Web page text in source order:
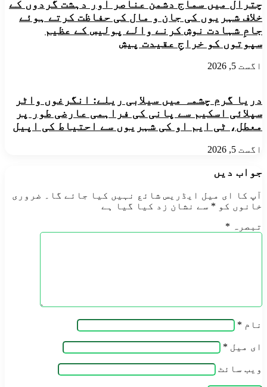
چترال میں سماج دشمن عناصر اور دہشت گردوں کے
خلاف شہریوں کی جان و مال کی حفاظت کرتے ہوئے
جامِ شہادت نوش کرنے والے پولیس کے عظیم
سپوتوں کو خراجِ عقیدت پیش
اگست 5, 2026
دریا گرم چشمہ میں سیلابی ریلے: انگرغوں واٹر
سپلائی اسکیم سے پانی کی فراہمی عارضی طور پر
معطل، ٹی ایم او کی شہریوں سے احتیاط کی اپیل
اگست 5, 2026
جواب دیں
آپ کا ای میل ایڈریس شائع نہیں کیا جائے گا۔
ضروری
خانوں کو * سے نشان زد کیا گیا ہے
تبصرہ *
نام *
ای میل *
ویب‌ سائٹ